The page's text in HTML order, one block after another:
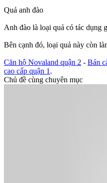
Quả anh đào
Anh đào là loại quả có tác dụng
Bên cạnh đó, loại quả này còn
Căn hộ Novaland quận 2 - Bán
cao cấp quận 1 .
Chủ đề cùng chuyên mục